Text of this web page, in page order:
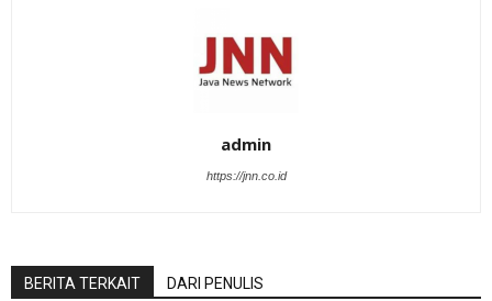
admin
https://jnn.co.id
BERITA TERKAIT DARI PENULIS